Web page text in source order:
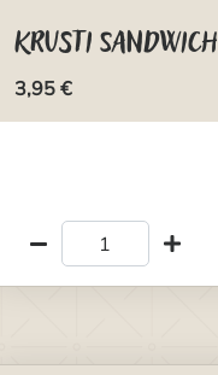
Krusti Sandwich
3,95 €